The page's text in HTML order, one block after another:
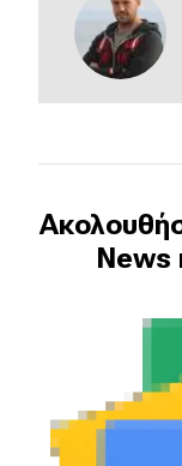
eDRIVE
DRIVE
News